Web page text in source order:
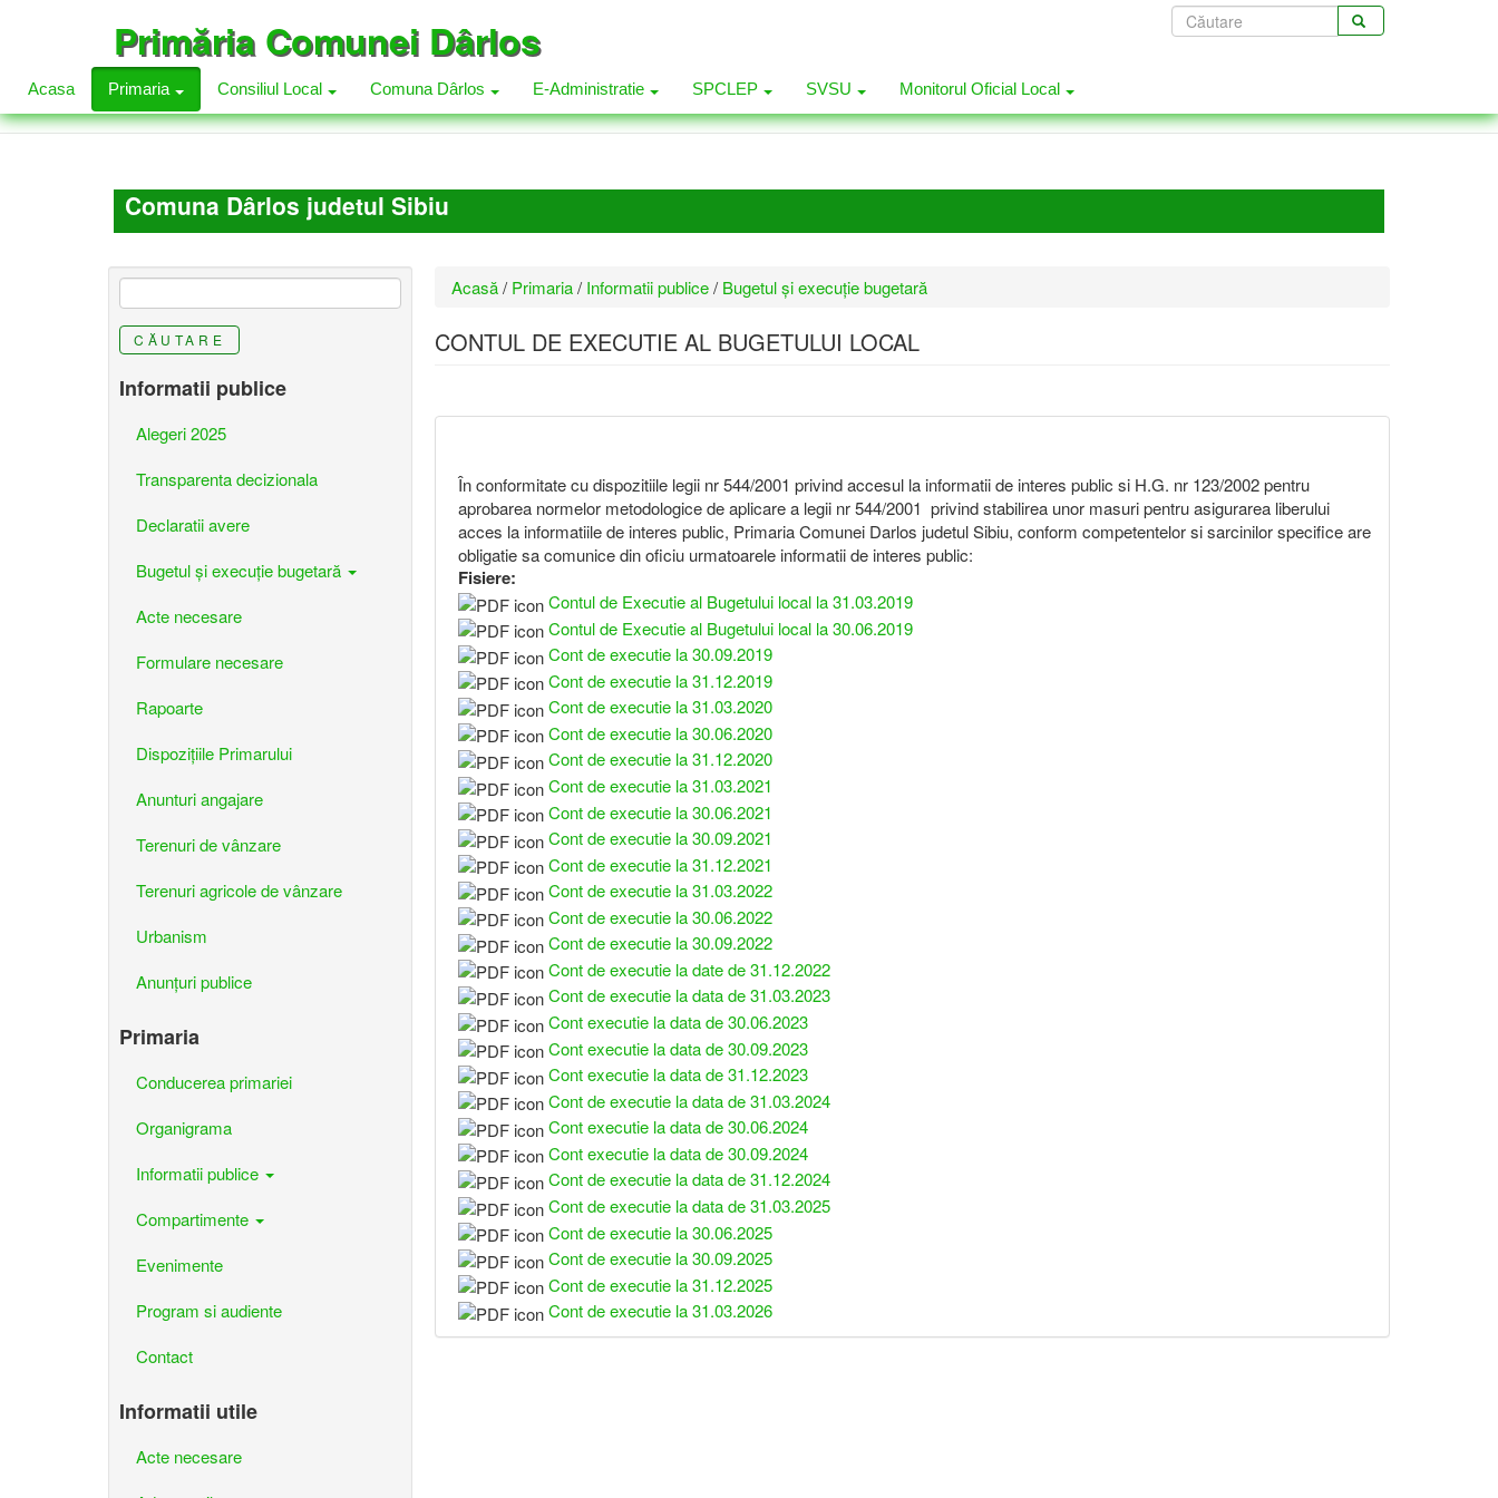
principal
Primăria Comunei Dârlos Formular
de
Acasa Primaria Consiliul Local Comuna Dârlos E-Administratie SPCLEP SVSU Monitorul Oficial Local
Comuna Dârlos judetul Sibiu
Eşti
aici
Acasă / Primaria / Informatii publice / Bugetul şi execuţie bugetară
CONTUL DE EXECUTIE AL BUGETULUI LOCAL
În conformitate cu dispozitiile legii nr 544/2001 privind accesul la informatii de interes public si H.G. nr 123/2002 pentru
aprobarea normelor metodologice de aplicare a legii nr 544/2001 privind stabilirea unor masuri pentru asigurarea liberului
acces la informatiile de interes public, Primaria Comunei Darlos judetul Sibiu, conform competentelor si sarcinilor specifice are
obligatie sa comunice din oficiu urmatoarele informatii de interes public:
Fisiere:
Contul de Executie al Bugetului local la 31.03.2019
Contul de Executie al Bugetului local la 30.06.2019
Cont de executie la 30.09.2019
Cont de executie la 31.12.2019
Cont de executie la 31.03.2020
Cont de executie la 30.06.2020
Cont de executie la 31.12.2020
Cont de executie la 31.03.2021
Cont de executie la 30.06.2021
Cont de executie la 30.09.2021
Cont de executie la 31.12.2021
Cont de executie la 31.03.2022
Cont de executie la 30.06.2022
Cont de executie la 30.09.2022
Cont de executie la date de 31.12.2022
Cont de executie la data de 31.03.2023
Cont executie la data de 30.06.2023
Cont executie la data de 30.09.2023
Cont executie la data de 31.12.2023
Cont de executie la data de 31.03.2024
Cont executie la data de 30.06.2024
Cont executie la data de 30.09.2024
Cont de executie la data de 31.12.2024
Cont de executie la data de 31.03.2025
Cont de executie la 30.06.2025
Cont de executie la 30.09.2025
Cont de executie la 31.12.2025
Cont de executie la 31.03.2026
CĂUTARE
Informatii publice
Alegeri 2025
Transparenta decizionala
Declaratii avere
Bugetul şi execuţie bugetară
Acte necesare
Formulare necesare
Rapoarte
Dispozițiile Primarului
Anunturi angajare
Terenuri de vânzare
Terenuri agricole de vânzare
Urbanism
Anunțuri publice
Primaria
Conducerea primariei
Organigrama
Informatii publice
Compartimente
Evenimente
Program si audiente
Contact
Informatii utile
Acte necesare